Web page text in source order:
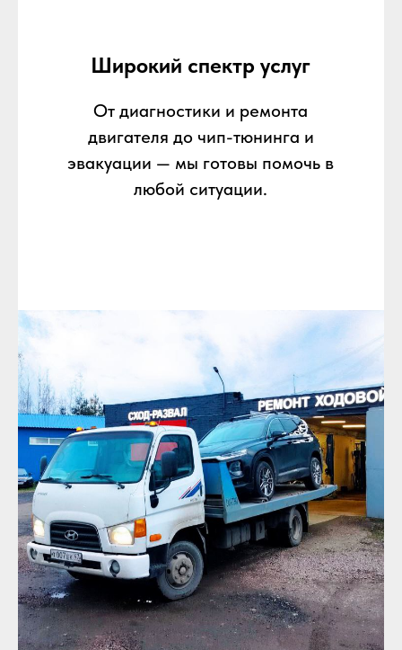
Широкий спектр услуг
От диагностики и ремонта
двигателя до чип-тюнинга и
эвакуации — мы готовы помочь в
любой ситуации.